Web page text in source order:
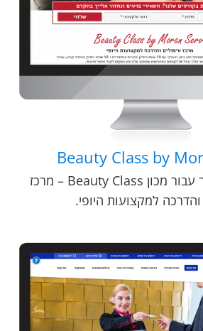
Beauty Class by
עיצוב ופיתוח אתר עבור מכון Beauty Class – מרכז
והדרכה למקצועות היופי.